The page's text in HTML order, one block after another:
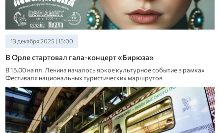
13 декабря 2025 | 15:00
В Орле стартовал гала-концерт «Бирюза»
В 15.00 на пл. Ленина началось яркое культурное событие в рамках
Фестиваля национальных туристических маршрутов